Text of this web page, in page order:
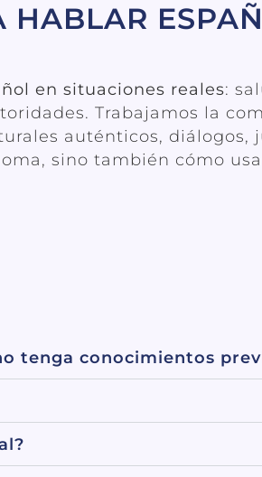
HABLAR
en situaciones reales:
Trabajamos la
auténticos, diálogos,
sino también cómo
tenga conocimientos